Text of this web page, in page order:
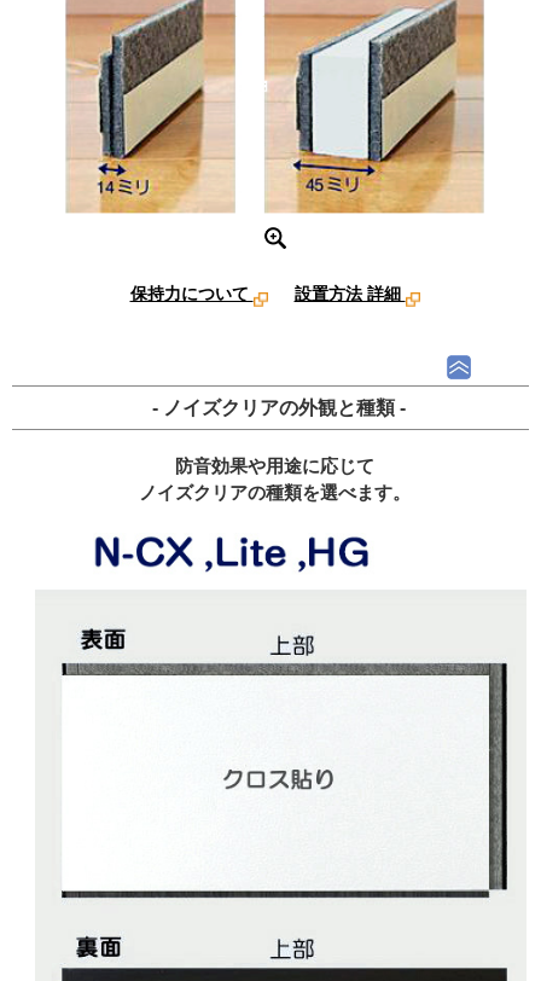
保持力について 設置方法 詳細
- ノイズクリアの外観と種類 -
防音効果や用途に応じて
ノイズクリアの種類を選べます。